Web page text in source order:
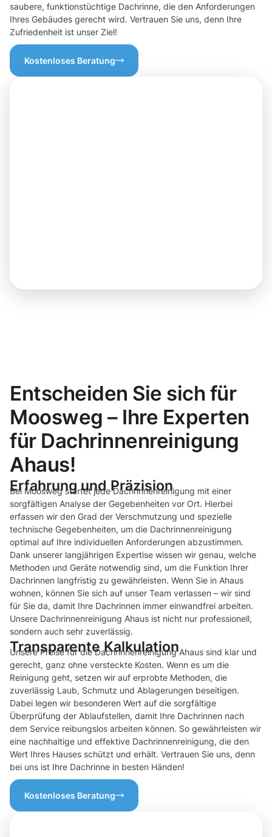
saubere, funktionstüchtige Dachrinne, die den Anforderungen
Ihres Gebäudes gerecht wird. Vertrauen Sie uns, denn Ihre
Zufriedenheit ist unser Ziel!
Kostenloses Beratung
Entscheiden Sie sich für
Moosweg – Ihre Experten
für Dachrinnenreinigung
Ahaus!
Erfahrung und Präzision
Bei Moosweg startet jede Dachrinnenreinigung mit einer
sorgfältigen Analyse der Gegebenheiten vor Ort. Hierbei
erfassen wir den Grad der Verschmutzung und spezielle
technische Gegebenheiten, um die Dachrinnenreinigung
optimal auf Ihre individuellen Anforderungen abzustimmen.
Dank unserer langjährigen Expertise wissen wir genau, welche
Methoden und Geräte notwendig sind, um die Funktion Ihrer
Dachrinnen langfristig zu gewährleisten. Wenn Sie in Ahaus
wohnen, können Sie sich auf unser Team verlassen – wir sind
für Sie da, damit Ihre Dachrinnen immer einwandfrei arbeiten.
Unsere Dachrinnenreinigung Ahaus ist nicht nur professionell,
sondern auch sehr zuverlässig.
Transparente Kalkulation
Unsere Preise für die Dachrinnenreinigung Ahaus sind klar und
gerecht, ganz ohne versteckte Kosten. Wenn es um die
Reinigung geht, setzen wir auf erprobte Methoden, die
zuverlässig Laub, Schmutz und Ablagerungen beseitigen.
Dabei legen wir besonderen Wert auf die sorgfältige
Überprüfung der Ablaufstellen, damit Ihre Dachrinnen nach
dem Service reibungslos arbeiten können. So gewährleisten wir
eine nachhaltige und effektive Dachrinnenreinigung, die den
Wert Ihres Hauses schützt und erhält. Vertrauen Sie uns, denn
bei uns ist Ihre Dachrinne in besten Händen!
Kostenloses Beratung